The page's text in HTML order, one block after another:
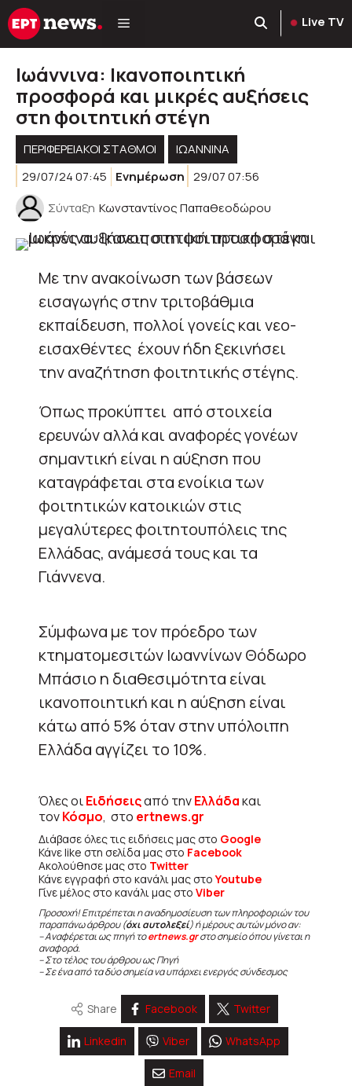
Μετάβαση
σε
Live TV
Ιωάννινα: Ικανοποιητική
προσφορά και μικρές αυξήσεις
στη φοιτητική στέγη
ΠΕΡΙΦΕΡΕΙΑΚΟΊ ΣΤΑΘΜΟΊ
ΙΩΑΝΝΙΝΑ
29/07/24 07:45
Ενημέρωση 29/07 07:56
Σύνταξη Κωνσταντίνος Παπαθεοδώρου
Με την ανακοίνωση των βάσεων
εισαγωγής στην τριτοβάθμια
εκπαίδευση, πολλοί γονείς και νεο-
εισαχθέντες έχουν ήδη ξεκινήσει
την αναζήτηση φοιτητικής στέγης.
Όπως προκύπτει από στοιχεία
ερευνών αλλά και αναφορές γονέων
σημαντική είναι η αύξηση που
καταγράφεται στα ενοίκια των
φοιτητικών κατοικιών στις
μεγαλύτερες φοιτητουπόλεις της
Ελλάδας, ανάμεσά τους και τα
Γιάννενα.
Σύμφωνα με τον πρόεδρο των
κτηματομεσιτών Ιωαννίνων Θόδωρο
Μπάσιο η διαθεσιμότητα είναι
ικανοποιητική και η αύξηση είναι
κάτω από 5% όταν στην υπόλοιπη
Ελλάδα αγγίζει το 10%.
Όλες οιΕιδήσειςαπό τηνΕλλάδακαι
τονΚόσμο, στο ertnews.gr
Διάβασε όλες τις ειδήσεις μας στο Google
Κάνε like στη σελίδα μας στο Facebook
Ακολούθησε μας στο Twitter
Κάνε εγγραφή στο κανάλι μας στοYoutube
Γίνε μέλος στο κανάλι μας στο Viber
Προσοχή! Επιτρέπεται η αναδημοσίευση των πληροφοριών του
παραπάνω άρθρου (όχι αυτολεξεί) ή μέρους αυτών μόνο αν:
– Αναφέρεται ως πηγή τοertnews.grστο σημείο όπου γίνεται η
αναφορά.
– Στο τέλος του άρθρου ως Πηγή
– Σε ένα από τα δύο σημεία να υπάρχει ενεργός σύνδεσμος
Share Facebook Twitter
Linkedin Viber WhatsApp
Email